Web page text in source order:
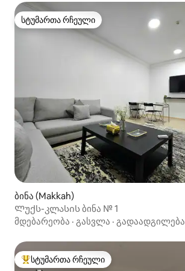
სტუმართა რჩეული
სტუმართა რჩეული
ბინა (Makkah)
Ლუქს-კლასის ბინა № 1
მდებარეობა · გასვლა · გადაადგილება
სტუმართა რჩეული მოწინავე ვარიანტი
სტუმართა რჩეული